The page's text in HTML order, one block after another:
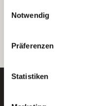
Wenn Sie auf
Sie der Speicherung
Ihre Einwilligung
indem Sie die Cookie-
unserer
Notwendig
Präferenzen
Statistiken
Weitere Details können Sie